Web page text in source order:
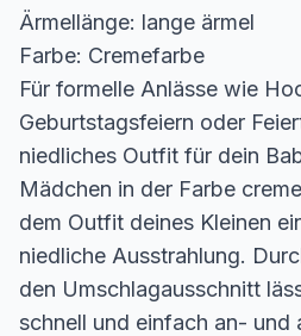
Ärmellänge: lange ärmel
Farbe: Cremefarbe
Für formelle Anlässe wie
Geburtstagsfeiern oder
niedliches Outfit für dein
Mädchen in der Farbe
dem Outfit deines Kleinen
niedliche Ausstrahlung.
den Umschlagausschnitt
schnell und einfach an- und